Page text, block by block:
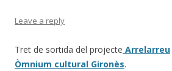
Leave a reply
Tret de sortida del projecte Arrelarreu
Òmnium cultural Gironès.